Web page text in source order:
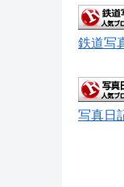
鉄道写
写真日